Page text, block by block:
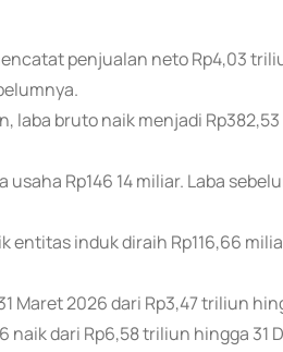
penjualan neto Rp4,03
laba bruto naik menjadi
Rp146 14 miliar. Laba
induk diraih Rp116,66
2026 dari Rp3,47 triliun
dari Rp6,58 triliun hingga 31